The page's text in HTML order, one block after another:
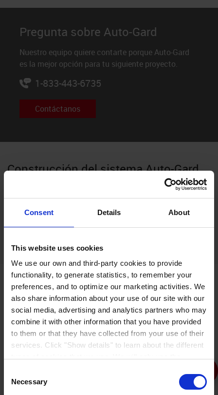
Consent Details About
This website uses cookies
We use our own and third-party cookies to provide
functionality, to generate statistics, to remember your
preferences, and to optimize our marketing activities. We
also share information about your use of our site with our
social media, advertising and analytics partners who may
combine it with other information that you have provided
to them or that they have collected from your use of their
services. Click "Show details" to learn about the different
such cookies after having received your consent. You
may withdraw your consent at any time by using the link
Selection
Necessary
Pregunta sobre Auto-Gard
Nuestro equipo quiere contarte porque Auto-Gard
es la mejor opción para tu siguiente proyecto.
1-833-443-6735
Contáctanos
Construcción del sistema Auto-Gard
Antes de aplicar, revise las Fichas de Información de
de mezclado y otra información importante.
Lanzado y sellado